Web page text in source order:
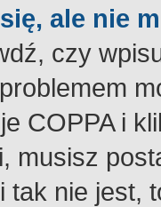
ale nie
czy
COPPA i
musisz
tak nie jest,